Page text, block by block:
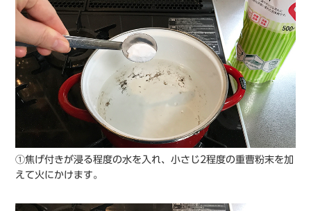
①焦げ付きが浸る程度の水を入れ、小さじ2程度の重曹粉末を加
えて火にかけます。